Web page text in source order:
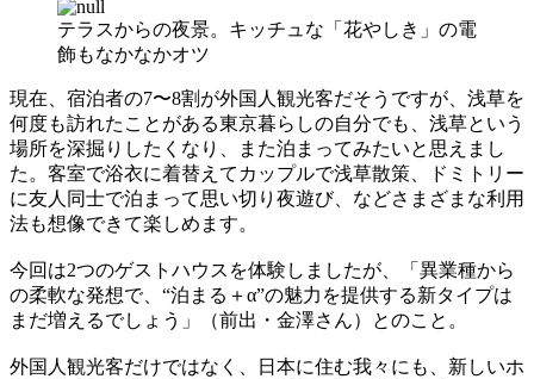
テラスからの夜景。キッチュな「花やしき」の電
飾もなかなかオツ
現在、宿泊者の7〜8割が外国人観光客だそうですが、浅草を
何度も訪れたことがある東京暮らしの自分でも、浅草という
場所を深掘りしたくなり、また泊まってみたいと思えまし
た。客室で浴衣に着替えてカップルで浅草散策、ドミトリー
に友人同士で泊まって思い切り夜遊び、などさまざまな利用
法も想像できて楽しめます。
今回は2つのゲストハウスを体験しましたが、「異業種から
の柔軟な発想で、“泊まる＋α”の魅力を提供する新タイプは
まだ増えるでしょう」（前出・金澤さん）とのこと。
外国人観光客だけではなく、日本に住む我々にも、新しいホ